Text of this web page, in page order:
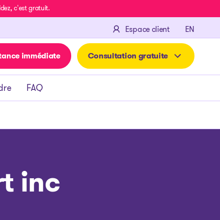
c'est gratuit.
Espace client EN
immédiate Consultation gratuite
FAQ
inc